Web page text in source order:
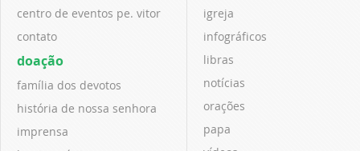
centro de eventos pe. vitor
contato
doação
família dos devotos
história de nossa senhora
imprensa
igreja
infográficos
libras
notícias
orações
papa